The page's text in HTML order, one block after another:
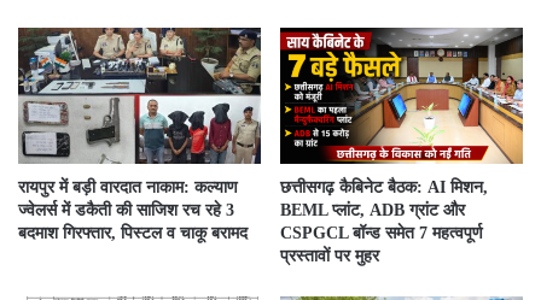
रायपुर में बड़ी वारदात नाकाम: कल्याण
ज्वेलर्स में डकैती की साजिश रच रहे 3
बदमाश गिरफ्तार, पिस्टल व चाकू बरामद
छत्तीसगढ़ कैबिनेट बैठक: AI मिशन,
BEML प्लांट, ADB ग्रांट और
CSPGCL बॉन्ड समेत 7 महत्वपूर्ण
प्रस्तावों पर मुहर